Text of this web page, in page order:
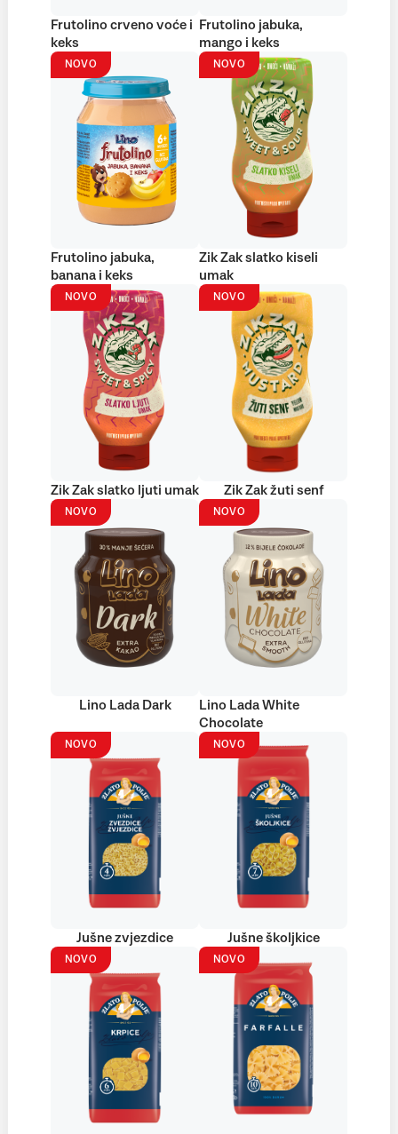
Frutolino crveno voće i
keks
Frutolino jabuka,
mango i keks
NOVO
Frutolino jabuka,
banana i keks
NOVO
Zik Zak slatko kiseli
umak
NOVO
Zik Zak slatko ljuti umak
NOVO
Zik Zak žuti senf
NOVO
Lino Lada Dark
NOVO
Lino Lada White
Chocolate
NOVO
Jušne zvjezdice
NOVO
Jušne školjkice
NOVO NOVO